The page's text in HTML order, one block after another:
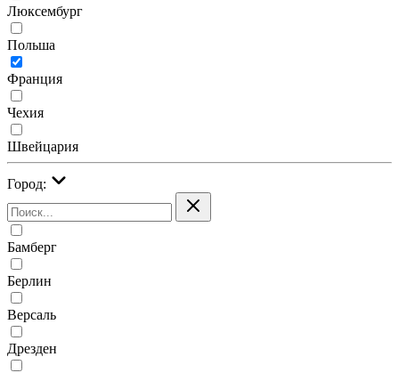
Люксембург
Польша
Франция
Чехия
Швейцария
Город:
Бамберг
Берлин
Версаль
Дрезден